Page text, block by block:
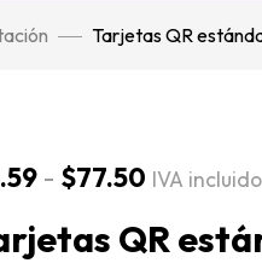
Tarjetas QR
- $77.50 IVA incluido
QR